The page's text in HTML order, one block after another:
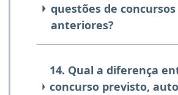
questões de concursos
anteriores?
14. Qual a diferença
concurso previsto,